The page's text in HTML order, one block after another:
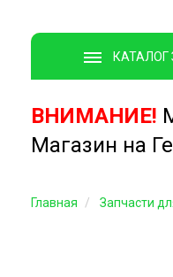
КАТАЛОГ
ВНИМАНИЕ!
Магазин на
Главная Запчасти